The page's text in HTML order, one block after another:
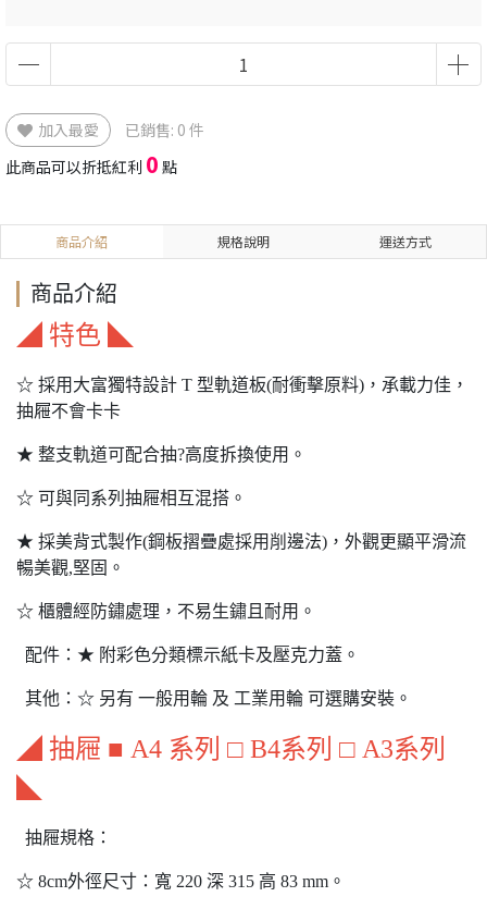
加入最愛
已銷售: 0 件
此商品可以折抵紅利 0 點
商品介紹 規格說明 運送方式
商品介紹
◢ 特色 ◣
☆ 採用大富獨特設計 T 型軌道板(耐衝擊原料)，承載力佳，
抽屜不會卡卡
★ 整支軌道可配合抽?高度拆換使用。
☆ 可與同系列抽屜相互混搭。
★ 採美背式製作(鋼板摺疊處採用削邊法)，外觀更顯平滑流
暢美觀,堅固。
☆ 櫃體經防鏽處理，不易生鏽且耐用。
配件：★ 附彩色分類標示紙卡及壓克力蓋。
其他：☆ 另有 一般用輪 及 工業用輪 可選購安裝。
◢ 抽屜 ■ A4 系列 □ B4系列 □ A3系列
◣
抽屜規格：
☆ 8cm外徑尺寸：寬 220 深 315 高 83 mm。